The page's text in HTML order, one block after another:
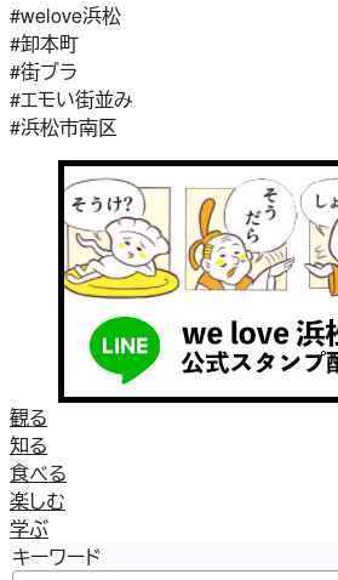
#welove浜松
#卸本町
#街ブラ
#エモい街並み
#浜松市南区
観る
知る
食べる
楽しむ
学ぶ
キーワード